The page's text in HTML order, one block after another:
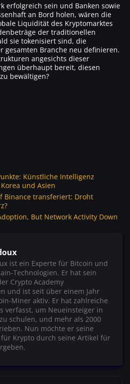
erfolgreich sein und Banken sowie
an Bord holen, wären die
Liquidität des Kryptomarktes
der traditionellen
sie tokenisiert sind, die
gesamten Branche neu definieren.
angesichts dieser
überhaupt bereit, diesen
bewältigen?
Künstliche Intelligenz
und Asien
Binance transferiert: Droht
But Network Activity Down
ist ein Experte für Bitcoin und
Technologien. Er hat sein
Crypto Academy
und ist seit über einem Jahr
Miner aktiv. Er hat zahlreiche
verfasst, um Neueinsteiger in
schulen, und mehr als 2000
Nun möchte er seine
Krypto durch seine Artikel für